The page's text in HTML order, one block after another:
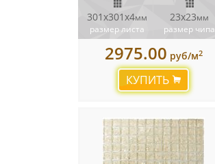
301х301х4мм
размер листа
23х23мм
размер чипа
2975.00 руб/м2
КУПИТЬ